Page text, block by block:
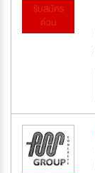
รับสมัคร
ด่วน